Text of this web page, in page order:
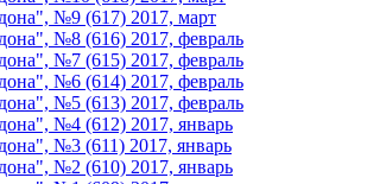
№9 (617) 2017, март
№8 (616) 2017, февраль
№7 (615) 2017, февраль
№6 (614) 2017, февраль
№5 (613) 2017, февраль
№4 (612) 2017, январь
№3 (611) 2017, январь
№2 (610) 2017, январь